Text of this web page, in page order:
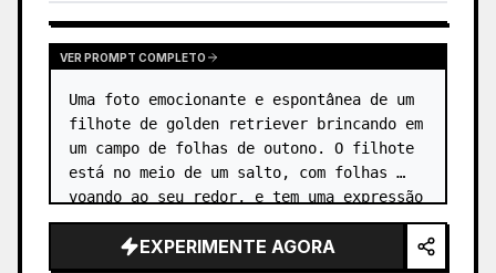
VER PROMPT COMPLETO
Uma foto emocionante e espontânea de um
filhote de golden retriever brincando em
um campo de folhas de outono. O filhote
está no meio de um salto, com folhas
voando ao seu redor, e tem uma expressão
alegre no rosto. …
EXPERIMENTE AGORA